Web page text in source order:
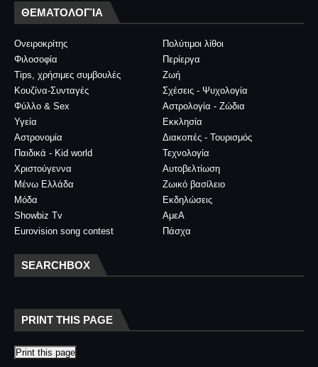
ΘΕΜΑΤΟΛΟΓΊΑ
Ονειροκρίτης
Πολύτιμοι λίθοι
Φιλοσοφία
Περίεργα
Tips, χρήσιμες συμβουλές
Ζωή
Κουζίνα-Συνταγές
Σχέσεις - Ψυχολογία
Φύλλο & Sex
Αστρολογία - Ζώδια
Υγεία
Εκκλησία
Αστρονομία
Διακοπές - Τουρισμός
Παιδικά - Kid world
Τεχνολογία
Χριστούγεννα
Αυτοβελτίωση
Μένω Ελλάδα
Ζωικό βασίλειο
Μόδα
Εκδηλώσεις
Showbiz Tv
ΑμεΑ
Eurovision song contest
Πάσχα
SEARCHBOX
PRINT THIS PAGE
Print this page